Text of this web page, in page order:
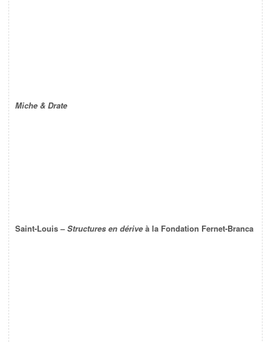
Miche & Drate
Saint-Louis –Structures en dérive à la Fondation Fernet-Branca